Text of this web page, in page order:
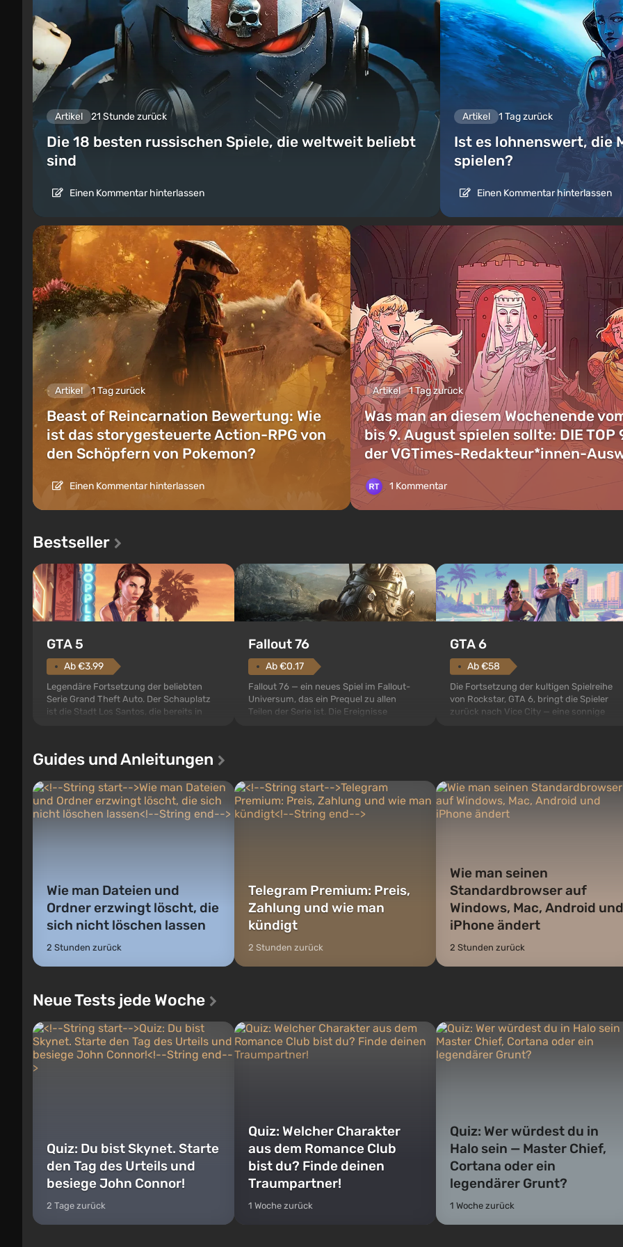
Artikel 21 Stunde zurück
Die 18 besten russischen Spiele, die weltweit beliebt
sind
Einen Kommentar hinterlassen
Artikel 1 Tag zurück
Ist es lohnenswert, die
spielen?
Einen Kommentar hinterlassen
Artikel 1 Tag zurück
Beast of Reincarnation Bewertung: Wie
ist das storygesteuerte Action-RPG von
den Schöpfern von Pokemon?
Einen Kommentar hinterlassen
Artikel 1 Tag zurück
Was man an diesem Wochenende
bis 9. August spielen sollte: DIE TOP
der VGTimes-Redakteur*innen-
1 Kommentar
Bestseller
GTA 5
Ab €3.99
Legendäre Fortsetzung der beliebten
Serie Grand Theft Auto. Der Schauplatz
ist die Stadt Los Santos, die bereits in
Michael, Trevor und Franklin, zwischen
Fallout 76
Ab €0.17
Fallout 76 — ein neues Spiel im Fallout-
Universum, das ein Prequel zu allen
Teilen der Serie ist. Die Ereignisse
GTA 6
Ab €58
Die Fortsetzung der kultigen Spielreihe
von Rockstar, GTA 6, bringt die Spieler
zurück nach Vice City — eine sonnige
Guides und Anleitungen
Wie man Dateien und
Ordner erzwingt löscht, die
sich nicht löschen lassen
2 Stunden zurück
Telegram Premium: Preis,
Zahlung und wie man
kündigt
2 Stunden zurück
Wie man seinen
Standardbrowser auf
Windows, Mac, Android und
iPhone ändert
2 Stunden zurück
Neue Tests jede Woche
Quiz: Du bist Skynet. Starte
den Tag des Urteils und
besiege John Connor!
2 Tage zurück
Quiz: Welcher Charakter
aus dem Romance Club
bist du? Finde deinen
Traumpartner!
1 Woche zurück
Quiz: Wer würdest du in
Halo sein — Master Chief,
Cortana oder ein
legendärer Grunt?
1 Woche zurück